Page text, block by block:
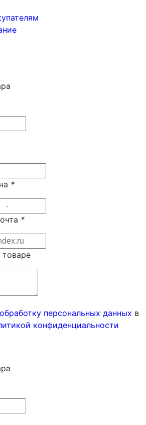
*
*
персональных данных в
конфиденциальности